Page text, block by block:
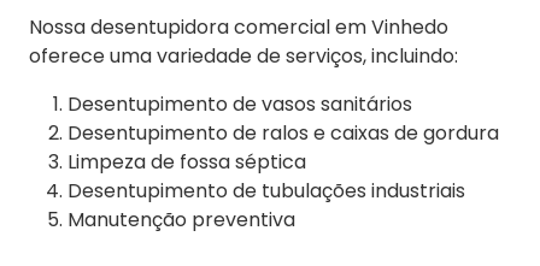
Nossa desentupidora comercial em Vinhedo
oferece uma variedade de serviços, incluindo:
Desentupimento de vasos sanitários
Desentupimento de ralos e caixas de gordura
Limpeza de fossa séptica
Desentupimento de tubulações industriais
Manutenção preventiva